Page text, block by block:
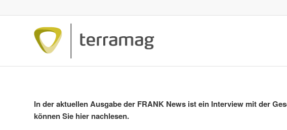
In der aktuellen Ausgabe der FRANK News ist ein Interview mit der
können Sie hier nachlesen.